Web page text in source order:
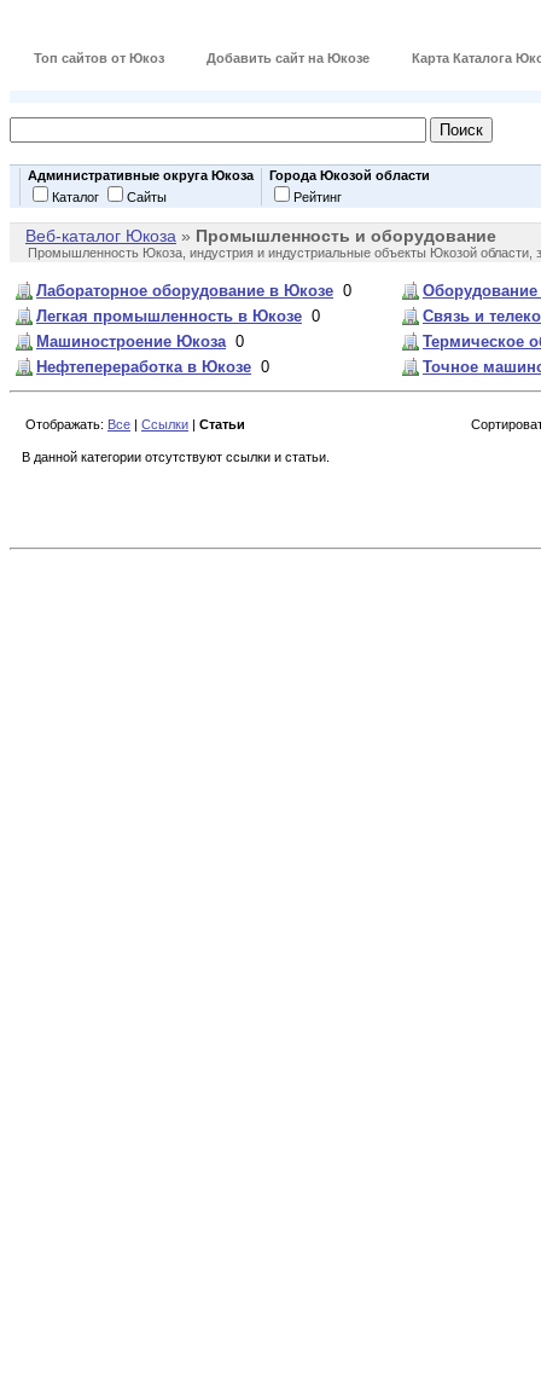
Топ сайтов от Юкоз Добавить сайт на Юкозе Карта Каталога
Административные округа Юкоза
Каталог
Сайты
Города Юкозой области
Рейтинг
Веб-каталог Юкоза » Промышленность и оборудование
Промышленность Юкоза, индустрия и индустриальные объекты Юкозой области,
Лабораторное оборудование в Юкозе 0
Легкая промышленность в Юкозе 0
Машиностроение Юкоза0
Нефтепереработка в Юкозе 0
Связь и
Термическое
Точное
Отображать: Все | Ссылки | Статьи
В данной категории отсутствуют ссылки и статьи.